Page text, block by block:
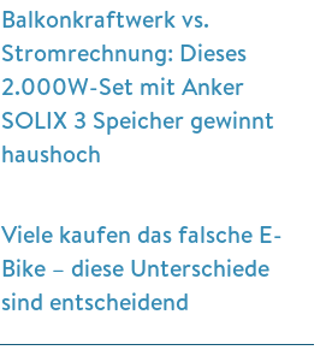
Balkonkraftwerk vs.
Stromrechnung: Dieses
2.000W-Set mit Anker
SOLIX 3 Speicher gewinnt
haushoch
Viele kaufen das falsche E-
Bike – diese Unterschiede
sind entscheidend